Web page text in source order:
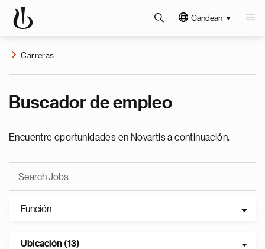
Candean
Carreras
Buscador de empleo
Encuentre oportunidades en Novartis a continuación.
Función
Ubicación (13)